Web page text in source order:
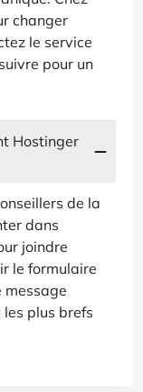
changer
le service
pour un
Hostinger
de la
dans
joindre
le formulaire
message
plus brefs